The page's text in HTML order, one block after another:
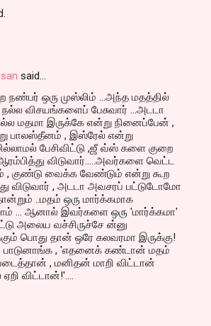
said…
ஒரு முஸ்லிம் ...அந்த மதத்தில்
விசயங்களைப் பேசுவார் ...அடடா
மதமா இருக்கே என்று நினைப்பேன் ,
பாலஸ்தீனம் , இஸ்ரேல் என்று
பேசிவிட்டு ,ஜீ வ்ஸ் களை குறை
விடுவார்.....அவர்களை வெட்ட
, குண்டு வைக்க வேண்டும் என்று கூற
விடுவார் , அடடா அவசரப் பட்டுடோமோ
..மதம் ஒரு மார்க்கமாக
... ஆனால் இவர்களை ஒரு 'மார்க்கமா'
அலைய வச்சிருச்சே ன்னு
பொது தான் ஒரே கலவரமா இருக்கு!
பாடுனாங்க , 'எதனைக் கண்டான் மதம்
, மனிதன் மாறி விட்டான்
விட்டான்!'....